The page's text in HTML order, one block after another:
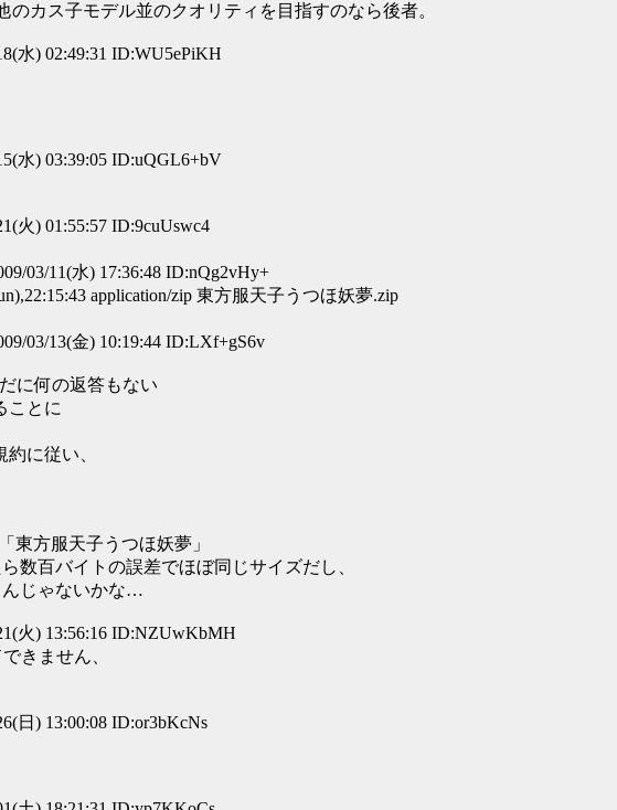
のカス子モデル並のクオリティを目指すのなら後者。
水) 02:49:31 ID:WU5ePiKH
水) 03:39:05 ID:uQGL6+bV
火) 01:55:57 ID:9cuUswc4
03/11(水) 17:36:48 ID:nQg2vHy+
application/zip 東方服天子うつほ妖夢.zip
03/13(金) 10:19:44 ID:LXf+gS6v
に何の返答もない
ことに
に従い、
東方服天子うつほ妖夢」
数百バイトの誤差でほぼ同じサイズだし、
んじゃないかな…
火) 13:56:16 ID:NZUwKbMH
きません、
日) 13:00:08 ID:or3bKcNs